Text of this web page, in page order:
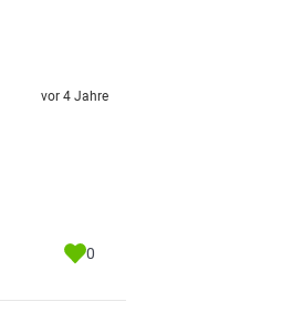
vor 4 Jahre
0